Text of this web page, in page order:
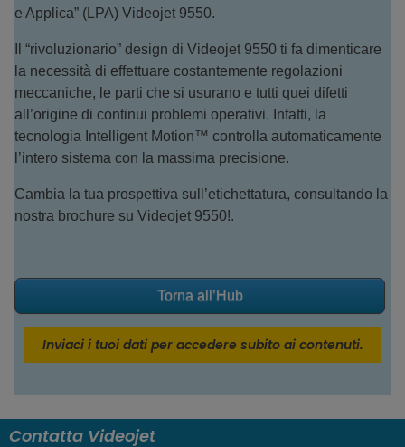
e Applica” (LPA) Videojet 9550.
Il “rivoluzionario” design di Videojet 9550 ti fa dimenticare
la necessità di effettuare costantemente regolazioni
meccaniche, le parti che si usurano e tutti quei difetti
all’origine di continui problemi operativi. Infatti, la
tecnologia Intelligent Motion™ controlla automaticamente
l’intero sistema con la massima precisione.
Cambia la tua prospettiva sull’etichettatura, consultando la
nostra brochure su Videojet 9550!.
Torna all’Hub
Inviaci i tuoi dati per accedere subito ai contenuti.
Contatta Videojet